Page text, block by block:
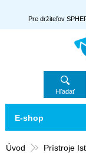
Pre držiteľov
Hľadať
Úvod
Prístroje
E-shop